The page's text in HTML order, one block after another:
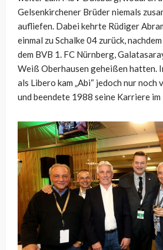
Gelsenkirchener Brüder niemals
aufliefen. Dabei kehrte Rüdiger
einmal zu Schalke 04 zurück,
dem BVB 1. FC Nürnberg,
Weiß Oberhausen geheißen hatten.
als Libero kam „Abi“ jedoch nur noch
und beendete 1988 seine Karriere